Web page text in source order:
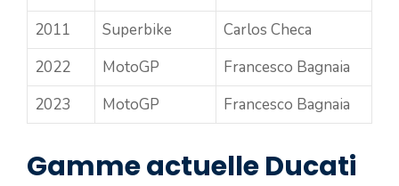
2011
Superbike
Carlos Checa
2022
MotoGP
Francesco Bagnaia
2023
MotoGP Francesco Bagnaia
Gamme actuelle Ducati